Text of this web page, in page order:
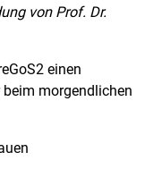
von Prof. Dr.
einen
morgendlichen